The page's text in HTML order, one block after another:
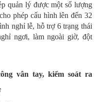
quản lý được một số lượng
phép cấu hình lên đến 32
nghỉ lễ, hỗ trợ 6 trạng thái
ngơi, làm ngoài giờ, đột
vân tay, kiểm soát ra